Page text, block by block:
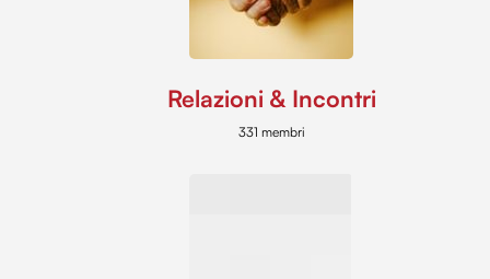
Relazioni & Incontri
331 membri